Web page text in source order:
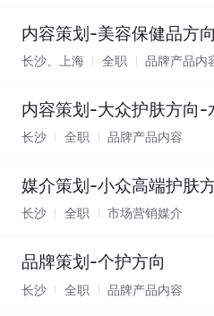
内容策划-美容保健品方向
长沙、上海 全职 品牌产品内
内容策划-大众护肤方向-
长沙 全职 品牌产品内容
媒介策划-小众高端护肤
长沙 全职 市场营销媒介
品牌策划-个护方向
长沙 全职 品牌产品内容